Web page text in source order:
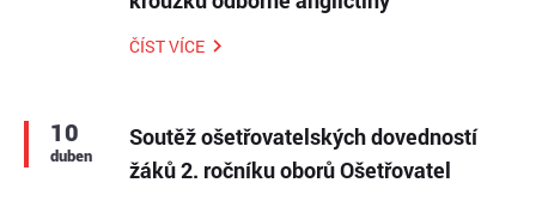
ČÍST VÍCE
10
duben
Soutěž ošetřovatelských dovedností
žáků 2. ročníku oborů Ošetřovatel